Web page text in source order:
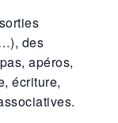
des
apéros,
écriture,